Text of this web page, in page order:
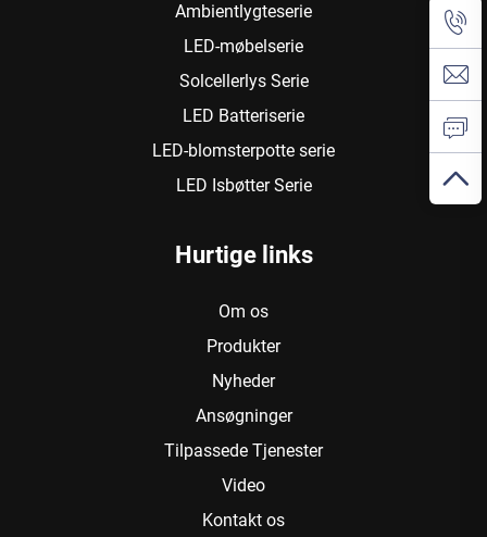
Ambientlygteserie
LED-møbelserie
Solcellerlys Serie
LED Batteriserie
LED-blomsterpotte serie
LED Isbøtter Serie
Hurtige links
Om os
Produkter
Nyheder
Ansøgninger
Tilpassede Tjenester
Video
Kontakt os